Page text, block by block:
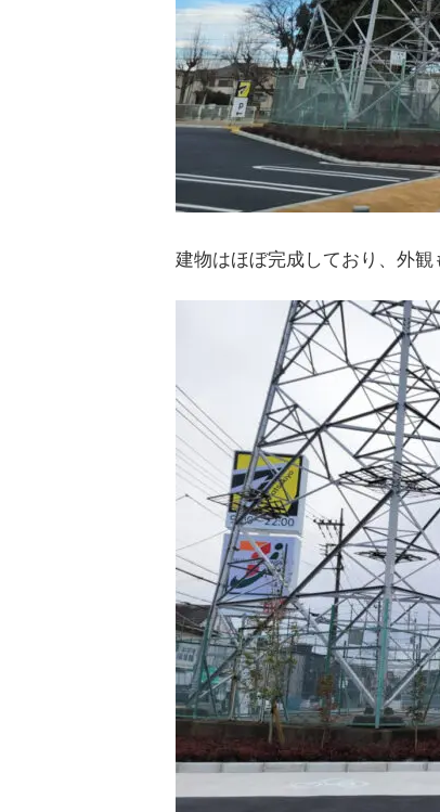
建物はほぼ完成しており、外観